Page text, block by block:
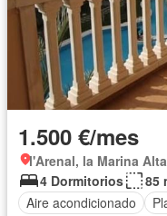
1.500 €/mes
l'Arenal, la Marina Alta
4 Dormitorios
85
Aire acondicionado